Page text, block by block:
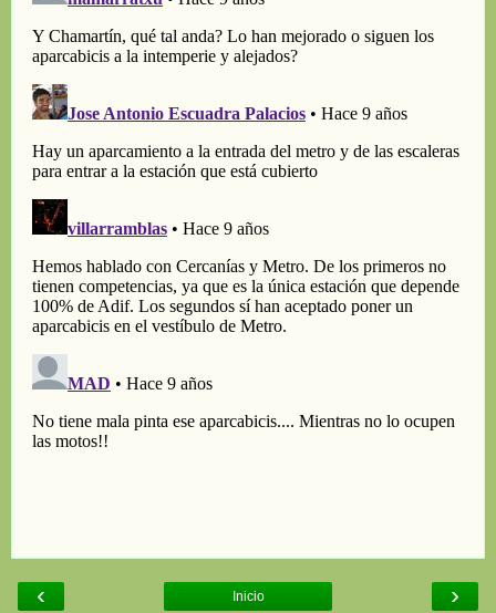
‹ ›
Inicio